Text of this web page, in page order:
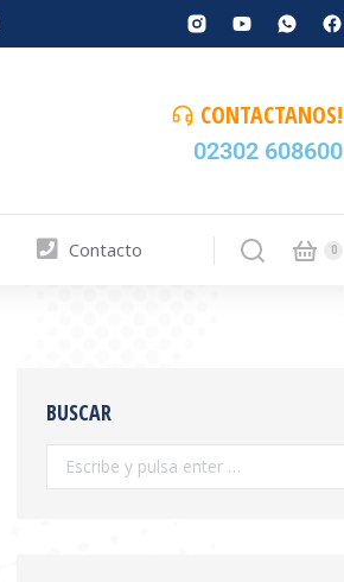
CONTACTANOS!
02302 608600
Contacto
BUSCAR